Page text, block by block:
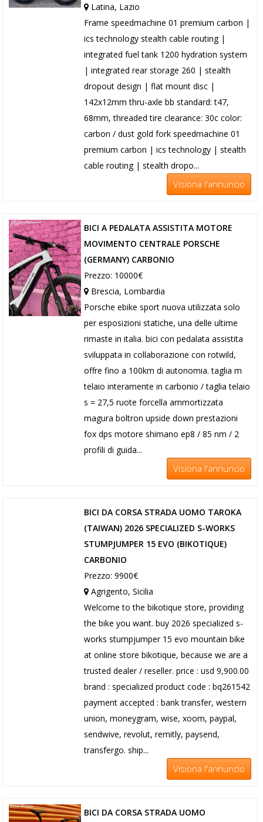
Latina, Lazio
Frame speedmachine 01 premium carbon |
ics technology stealth cable routing |
integrated fuel tank 1200 hydration system
| integrated rear storage 260 | stealth
dropout design | flat mount disc |
142x12mm thru-axle bb standard: t47,
68mm, threaded tire clearance: 30c color:
carbon / dust gold fork speedmachine 01
premium carbon | ics technology | stealth
cable routing | stealth dropo...
Visiona l'annuncio
BICI A PEDALATA ASSISTITA MOTORE
MOVIMENTO CENTRALE PORSCHE
(GERMANY) CARBONIO
Prezzo: 10000€
Brescia, Lombardia
Porsche ebike sport nuova utilizzata solo
per esposizioni statiche, una delle ultime
rimaste in italia. bici con pedalata assistita
sviluppata in collaborazione con rotwild,
offre fino a 100km di autonomia. taglia m
telaio interamente in carbonio / taglia telaio
s = 27,5 ruote forcella ammortizzata
magura boltron upside down prestazioni
fox dps motore shimano ep8 / 85 nm / 2
profili di guida...
Visiona l'annuncio
BICI DA CORSA STRADA UOMO TAROKA
(TAIWAN) 2026 SPECIALIZED S-WORKS
STUMPJUMPER 15 EVO (BIKOTIQUE)
CARBONIO
Prezzo: 9900€
Agrigento, Sicilia
Welcome to the bikotique store, providing
the bike you want. buy 2026 specialized s-
works stumpjumper 15 evo mountain bike
at online store bikotique, because we are a
trusted dealer / reseller. price : usd 9,900.00
brand : specialized product code : bq261542
payment accepted : bank transfer, western
union, moneygram, wise, xoom, paypal,
sendwive, revolut, remitly, paysend,
transfergo. ship...
Visiona l'annuncio
BICI DA CORSA STRADA UOMO